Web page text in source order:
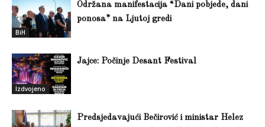
BiH
Održana manifestacija “Dani pobjede, dani
ponosa” na Ljutoj gredi
Izdvojeno
Jajce: Počinje Desant Festival
Predsjedavajući Bečirović i ministar Helez